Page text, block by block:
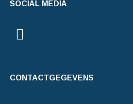
SOCIAL MEDIA
CONTACTGEGEVENS